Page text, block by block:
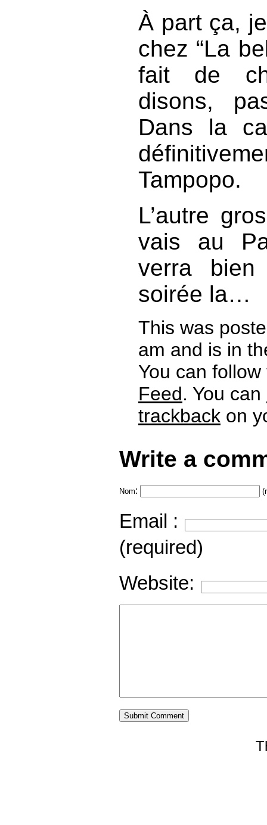
À part ça,
chez “La
fait de
disons,
Dans la
Tampopo.
L’autre
vais au
verra
soirée la…
This was
am and is in
You can
Feed. You can
trackback on
Write a
Nom:
Email :
(required)
Website: